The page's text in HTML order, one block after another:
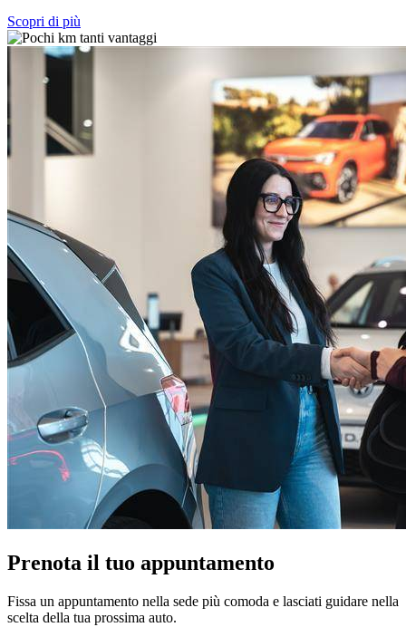
Scopri di più
Prenota il tuo appuntamento
Fissa un appuntamento nella sede più comoda e lasciati guidare nella
scelta della tua prossima auto.